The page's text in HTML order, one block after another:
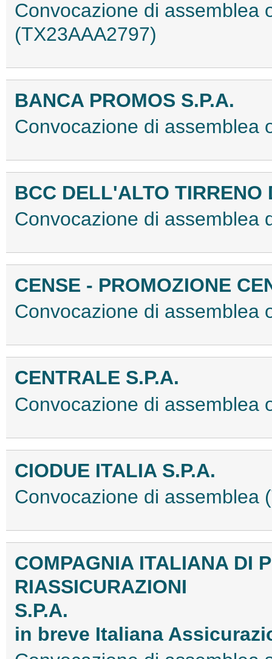
Convocazione di assemblea
(TX23AAA2797)
BANCA PROMOS S.P.A.
Convocazione di assemblea
BCC DELL'ALTO
Convocazione di assemblea
CENSE - PROMOZIONE
Convocazione di assemblea
CENTRALE S.P.A.
Convocazione di assemblea
CIODUE ITALIA S.P.A.
Convocazione di assemblea
COMPAGNIA ITALIANA DI
RIASSICURAZIONI
S.P.A.
in breve Italiana